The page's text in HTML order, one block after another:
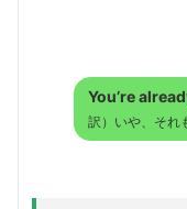
You’re
訳）いや、それ